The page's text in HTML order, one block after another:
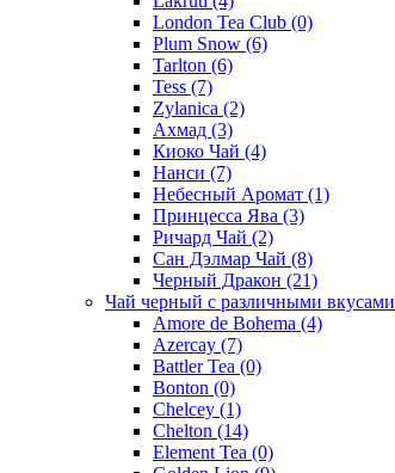
London Tea Club (0)
Plum Snow (6)
Tarlton (6)
Tess (7)
Zylanica (2)
Ахмад (3)
Киоко Чай (4)
Нанси (7)
Небесный Аромат (1)
Принцесса Ява (3)
Ричард Чай (2)
Сан Дэлмар Чай (8)
Черный Дракон (21)
Чай черный с различными вкусами
Amore de Bohema (4)
Azercay (7)
Battler Tea (0)
Bonton (0)
Chelcey (1)
Chelton (14)
Element Tea (0)